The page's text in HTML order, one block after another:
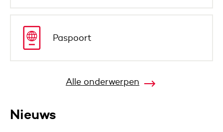
Paspoort
Alle onderwerpen
Nieuws